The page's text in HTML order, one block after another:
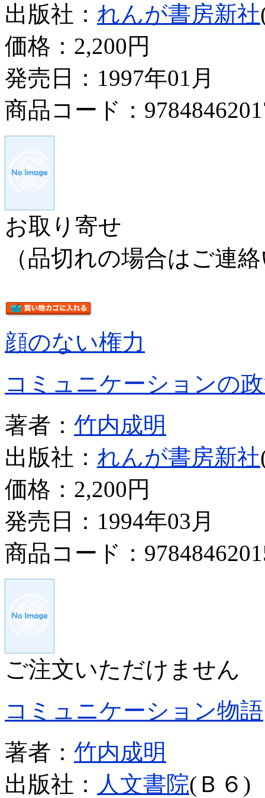
出版社： れんが書房新社
価格： 2,200円
発売日：1997年01月
商品コード：
お取り寄せ
（品切れの場合はご連
顔のない権力
コミュニケーションの
著者： 竹内成明
出版社： れんが書房新社
価格： 2,200円
発売日：1994年03月
商品コード：
ご注文いただけません
コミュニケーション物語
著者： 竹内成明
出版社： 人文書院(Ｂ６)